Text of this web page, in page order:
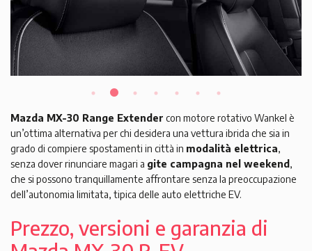
Mazda MX-30 Range Extender con motore rotativo Wankel è
un’ottima alternativa per chi desidera una vettura ibrida che sia in
grado di compiere spostamenti in città in modalità elettrica,
senza dover rinunciare magari a gite campagna nel weekend,
che si possono tranquillamente affrontare senza la preoccupazione
dell’autonomia limitata, tipica delle auto elettriche EV.
Prezzo, versioni e garanzia di